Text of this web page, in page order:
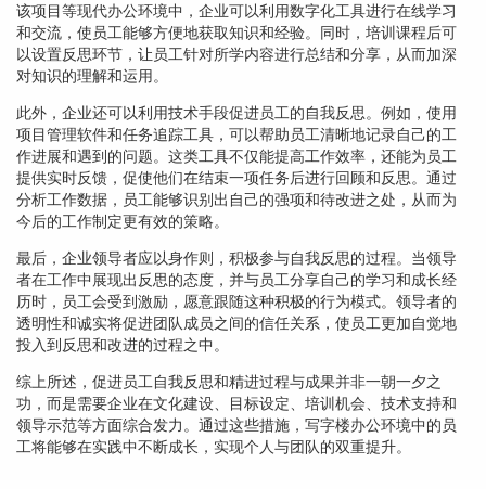
该项目等现代办公环境中，企业可以利用数字化工具进行在线学习
和交流，使员工能够方便地获取知识和经验。同时，培训课程后可
以设置反思环节，让员工针对所学内容进行总结和分享，从而加深
对知识的理解和运用。
此外，企业还可以利用技术手段促进员工的自我反思。例如，使用
项目管理软件和任务追踪工具，可以帮助员工清晰地记录自己的工
作进展和遇到的问题。这类工具不仅能提高工作效率，还能为员工
提供实时反馈，促使他们在结束一项任务后进行回顾和反思。通过
分析工作数据，员工能够识别出自己的强项和待改进之处，从而为
今后的工作制定更有效的策略。
最后，企业领导者应以身作则，积极参与自我反思的过程。当领导
者在工作中展现出反思的态度，并与员工分享自己的学习和成长经
历时，员工会受到激励，愿意跟随这种积极的行为模式。领导者的
透明性和诚实将促进团队成员之间的信任关系，使员工更加自觉地
投入到反思和改进的过程之中。
综上所述，促进员工自我反思和精进过程与成果并非一朝一夕之
功，而是需要企业在文化建设、目标设定、培训机会、技术支持和
领导示范等方面综合发力。通过这些措施，写字楼办公环境中的员
工将能够在实践中不断成长，实现个人与团队的双重提升。